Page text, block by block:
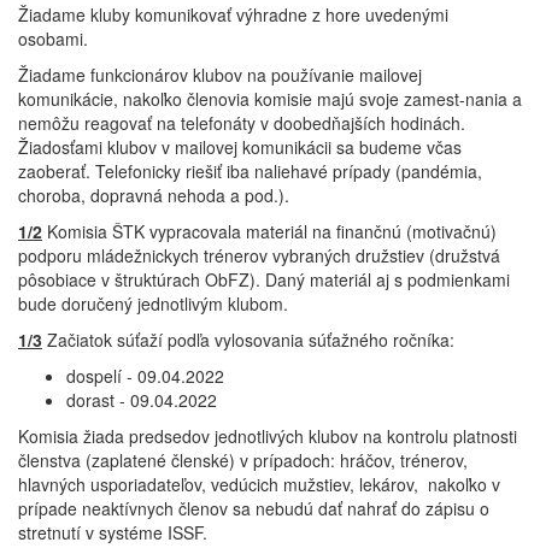
Žiadame kluby komunikovať výhradne z hore uvedenými
osobami.
Žiadame funkcionárov klubov na používanie mailovej
komunikácie, nakoľko členovia komisie majú svoje zamest-nania a
nemôžu reagovať na telefonáty v doobedňajších hodinách.
Žiadosťami klubov v mailovej komunikácii sa budeme včas
zaoberať. Telefonicky riešiť iba naliehavé prípady (pandémia,
choroba, dopravná nehoda a pod.).
1/2 Komisia ŠTK vypracovala materiál na finančnú (motivačnú)
podporu mládežnickych trénerov vybraných družstiev (družstvá
pôsobiace v štruktúrach ObFZ). Daný materiál aj s podmienkami
bude doručený jednotlivým klubom.
1/3 Začiatok súťaží podľa vylosovania súťažného ročníka:
dospelí - 09.04.2022
dorast - 09.04.2022
Komisia žiada predsedov jednotlivých klubov na kontrolu platnosti
členstva (zaplatené členské) v prípadoch: hráčov, trénerov,
hlavných usporiadateľov, vedúcich mužstiev, lekárov, nakoľko v
prípade neaktívnych členov sa nebudú dať nahrať do zápisu o
stretnutí v systéme ISSF.